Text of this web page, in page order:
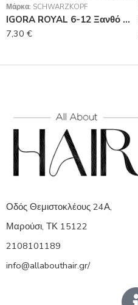
Μάρκα: SCHWARZKOPF
IGORA ROYAL 6-12 Ξανθό Σκούρο Σαντρέ Φυμέ 60 ml
7,30 €
Οδός Θεμιστοκλέους 24Α,
Μαρούσι, ΤΚ 15122
2108101189
info@allabouthair.gr/